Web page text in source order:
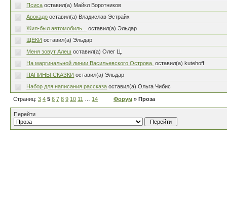
Псиса оставил(а) Майкл Воротников
Авокадо оставил(а) Владислав Эстрайх
Жил-был автомобиль...
оставил(а) Эльдар
ЩЁКИ оставил(а) Эльдар
Меня зовут Алеш оставил(а) Олег Ц.
На маргинальной линии Васильевского Острова. оставил(а) kutehoff
ПАПИНЫ СКАЗКИ оставил(а) Эльдар
Набор для написания рассказа оставил(а) Ольга Чибис
Страниц: 3 4 5 6 7 8 9 10 11 14 Форум » Проза
Перейти